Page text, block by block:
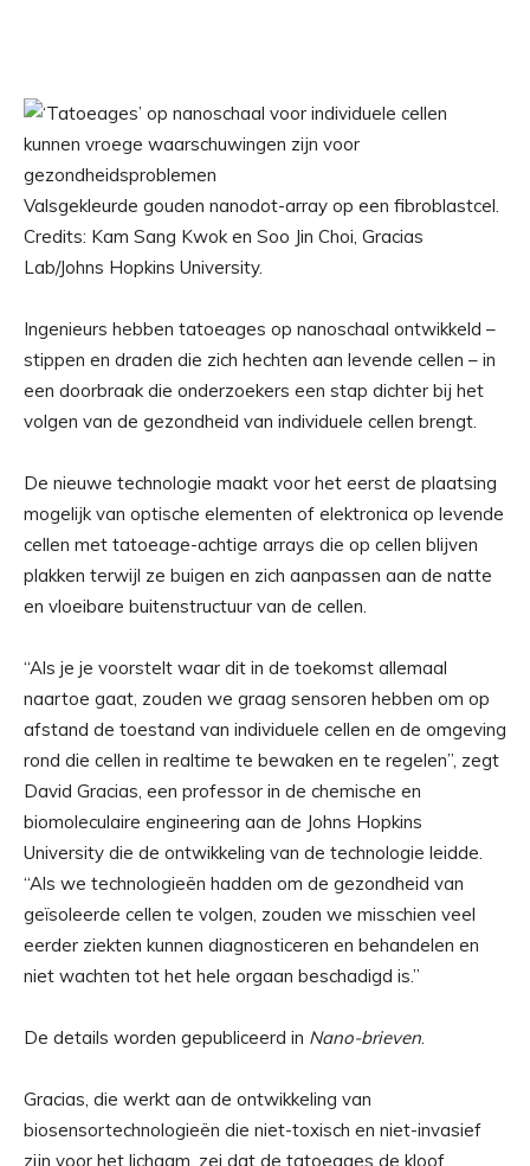
Valsgekleurde gouden nanodot-array op een fibroblastcel.
Credits: Kam Sang Kwok en Soo Jin Choi, Gracias
Lab/Johns Hopkins University.
Ingenieurs hebben tatoeages op nanoschaal ontwikkeld –
stippen en draden die zich hechten aan levende cellen – in
een doorbraak die onderzoekers een stap dichter bij het
volgen van de gezondheid van individuele cellen brengt.
De nieuwe technologie maakt voor het eerst de plaatsing
mogelijk van optische elementen of elektronica op levende
cellen met tatoeage-achtige arrays die op cellen blijven
plakken terwijl ze buigen en zich aanpassen aan de natte
en vloeibare buitenstructuur van de cellen.
“Als je je voorstelt waar dit in de toekomst allemaal
naartoe gaat, zouden we graag sensoren hebben om op
afstand de toestand van individuele cellen en de omgeving
rond die cellen in realtime te bewaken en te regelen”, zegt
David Gracias, een professor in de chemische en
biomoleculaire engineering aan de Johns Hopkins
University die de ontwikkeling van de technologie leidde.
“Als we technologieën hadden om de gezondheid van
geïsoleerde cellen te volgen, zouden we misschien veel
eerder ziekten kunnen diagnosticeren en behandelen en
niet wachten tot het hele orgaan beschadigd is.”
De details worden gepubliceerd in Nano-brieven.
Gracias, die werkt aan de ontwikkeling van
biosensortechnologieën die niet-toxisch en niet-invasief
zijn voor het lichaam, zei dat de tatoeages de kloof